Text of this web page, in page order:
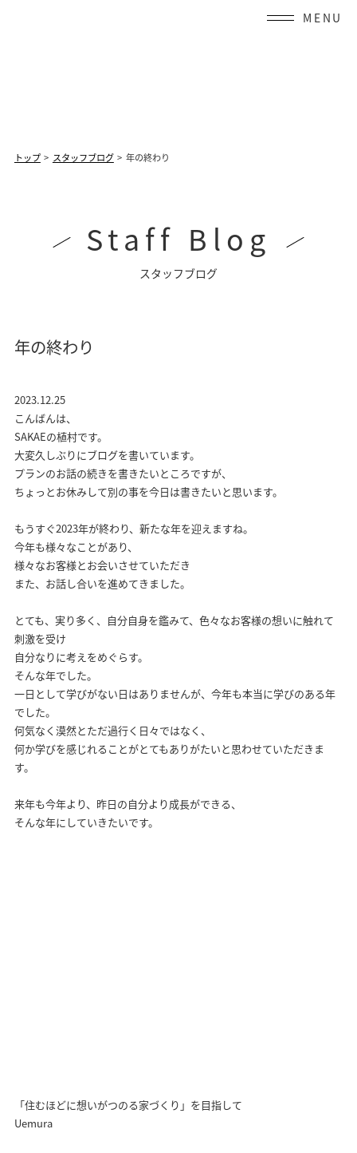
トップ スタッフブログ 年の終わり
Staff Blog
スタッフブログ
年の終わり
2023.12.25
こんばんは、
SAKAEの植村です。
大変久しぶりにブログを書いています。
プランのお話の続きを書きたいところですが、
ちょっとお休みして別の事を今日は書きたいと思います。
もうすぐ2023年が終わり、新たな年を迎えますね。
今年も様々なことがあり、
様々なお客様とお会いさせていただき
また、お話し合いを進めてきました。
とても、実り多く、自分自身を鑑みて、色々なお客様の想いに触れて
刺激を受け
自分なりに考えをめぐらす。
そんな年でした。
一日として学びがない日はありませんが、今年も本当に学びのある年
でした。
何気なく漠然とただ過行く日々ではなく、
何か学びを感じれることがとてもありがたいと思わせていただきま
す。
来年も今年より、昨日の自分より成長ができる、
そんな年にしていきたいです。
「住むほどに想いがつのる家づくり」を目指して
Uemura